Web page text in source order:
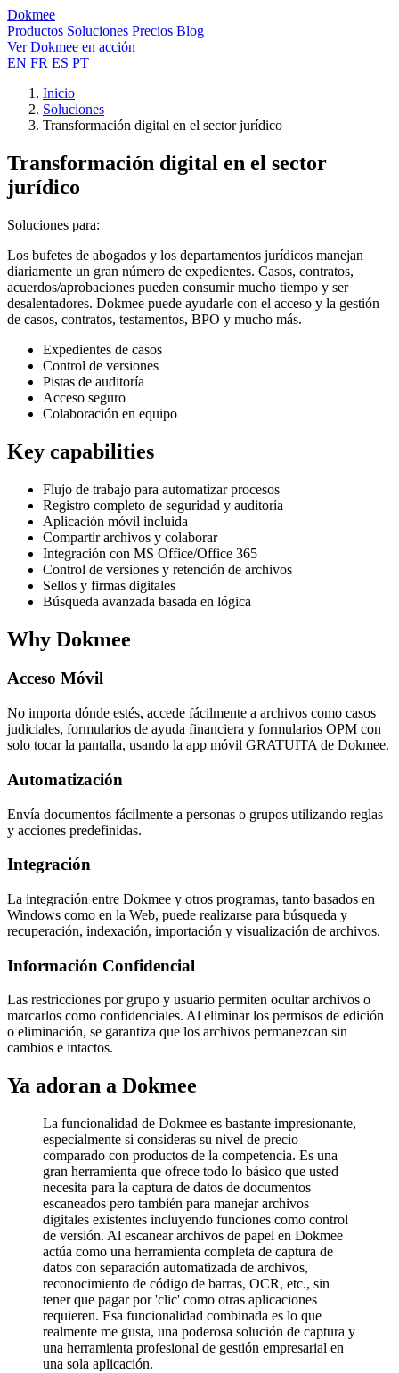
Dokmee
Productos Soluciones Precios Blog
Ver Dokmee en acción
EN FR ES PT
Inicio
Soluciones
Transformación digital en el sector jurídico
Transformación digital en el sector
jurídico
Soluciones para:
Los bufetes de abogados y los departamentos jurídicos manejan
diariamente un gran número de expedientes. Casos, contratos,
acuerdos/aprobaciones pueden consumir mucho tiempo y ser
desalentadores. Dokmee puede ayudarle con el acceso y la gestión
de casos, contratos, testamentos, BPO y mucho más.
Expedientes de casos
Control de versiones
Pistas de auditoría
Acceso seguro
Colaboración en equipo
Key capabilities
Flujo de trabajo para automatizar procesos
Registro completo de seguridad y auditoría
Aplicación móvil incluida
Compartir archivos y colaborar
Integración con MS Office/Office 365
Control de versiones y retención de archivos
Sellos y firmas digitales
Búsqueda avanzada basada en lógica
Why Dokmee
Acceso Móvil
No importa dónde estés, accede fácilmente a archivos como casos
judiciales, formularios de ayuda financiera y formularios OPM con
solo tocar la pantalla, usando la app móvil GRATUITA de Dokmee.
Automatización
Envía documentos fácilmente a personas o grupos utilizando reglas
y acciones predefinidas.
Integración
La integración entre Dokmee y otros programas, tanto basados en
Windows como en la Web, puede realizarse para búsqueda y
recuperación, indexación, importación y visualización de archivos.
Información Confidencial
Las restricciones por grupo y usuario permiten ocultar archivos o
marcarlos como confidenciales. Al eliminar los permisos de edición
o eliminación, se garantiza que los archivos permanezcan sin
cambios e intactos.
Ya adoran a Dokmee
La funcionalidad de Dokmee es bastante impresionante,
especialmente si consideras su nivel de precio
comparado con productos de la competencia. Es una
gran herramienta que ofrece todo lo básico que usted
necesita para la captura de datos de documentos
escaneados pero también para manejar archivos
digitales existentes incluyendo funciones como control
de versión. Al escanear archivos de papel en Dokmee
actúa como una herramienta completa de captura de
datos con separación automatizada de archivos,
reconocimiento de código de barras, OCR, etc., sin
tener que pagar por 'clic' como otras aplicaciones
requieren. Esa funcionalidad combinada es lo que
realmente me gusta, una poderosa solución de captura y
una herramienta profesional de gestión empresarial en
una sola aplicación.